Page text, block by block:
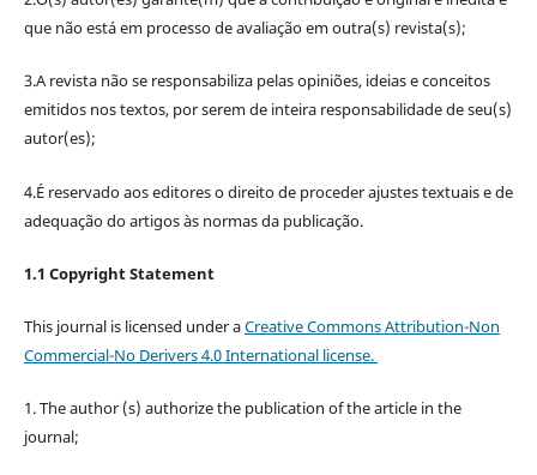
que não está em processo de avaliação em outra(s) revista(s);
3.A revista não se responsabiliza pelas opiniões, ideias e conceitos
emitidos nos textos, por serem de inteira responsabilidade de seu(s)
autor(es);
4.É reservado aos editores o direito de proceder ajustes textuais e de
adequação do artigos às normas da publicação.
1.1 Copyright Statement
This journal is licensed under aCreative Commons Attribution-Non
Commercial-No Derivers 4.0 International license.
1. The author (s) authorize the publication of the article in the
journal;